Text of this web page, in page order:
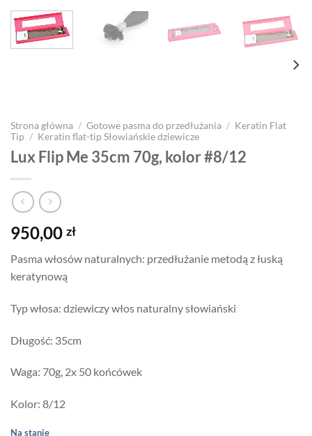
Strona główna / Gotowe pasma do przedłużania / Keratin Flat
Tip / Keratin flat-tip Słowiańskie dziewicze
Lux Flip Me 35cm 70g, kolor #8/12
950,00 zł
Pasma włosów naturalnych: przedłużanie metodą z łuską
keratynową
Typ włosa: dziewiczy włos naturalny słowiański
Długość: 35cm
Waga: 70g, 2x 50 końcówek
Kolor: 8/12
Na stanie